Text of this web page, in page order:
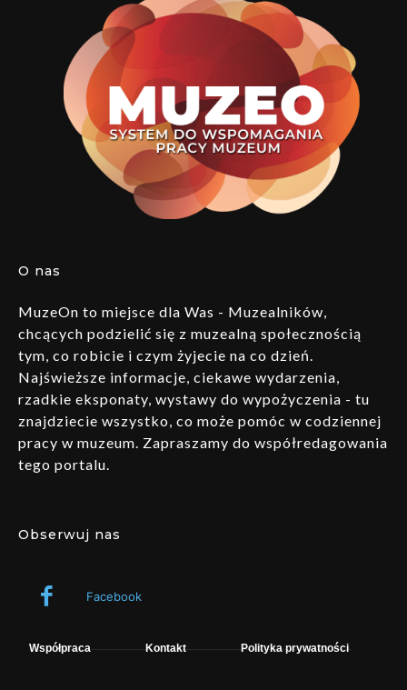
O nas
MuzeOn to miejsce dla Was - Muzealników,
chcących podzielić się z muzealną społecznością
tym, co robicie i czym żyjecie na co dzień.
Najświeższe informacje, ciekawe wydarzenia,
rzadkie eksponaty, wystawy do wypożyczenia - tu
znajdziecie wszystko, co może pomóc w codziennej
pracy w muzeum. Zapraszamy do współredagowania
tego portalu.
Obserwuj nas
Facebook
Współpraca Kontakt Polityka prywatności